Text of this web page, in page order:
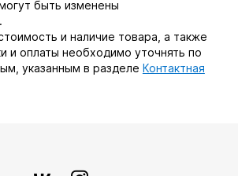
быть изменены
и наличие товара, а также
и оплаты необходимо уточнять по
указанным в разделе Контактная